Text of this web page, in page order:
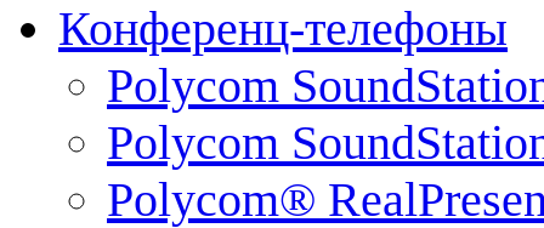
Конференц-телефоны
Polycom
Polycom
Polycom®